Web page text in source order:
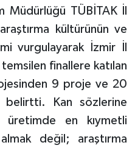
TÜBİTAK İl
kültürünün ve
vurgulayarak İzmir İl
finallere katılan
9 proje ve 20
belirtti. Kan sözlerine
üretimde en kıymetli
değil; araştırma